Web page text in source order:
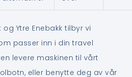
og Ytre Enebakk tilbyr vi
passer inn i din travel
levere maskinen til vårt
eller benytte deg av vår